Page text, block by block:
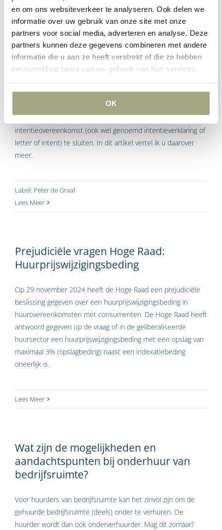
en om ons websiteverkeer te analyseren. Ook delen we
informatie over uw gebruik van onze site met onze
partners voor social media, adverteren en analyse. Deze
partners kunnen deze gegevens combineren met andere
informatie die u aan ze heeft verstrekt of die ze hebben
verzameld op basis van uw gebruik van hun services.
OK
Lees Meer
De intentieovereenkomst bij een
bedrijfsovername
Bij een bedrijfsovername wordt uiteindelijk een
koopovereenkomst gesloten. Hier gaat een heel traject aan
vooraf. In de voorfase is het mogelijk om een
intentieovereenkomst (ook wel genoemd intentieverklaring of
letter of intent) te sluiten. In dit artikel vertel ik u daarover
meer.
Label: Peter de Graaf
Lees Meer
Prejudiciële vragen Hoge Raad:
Huurprijswijzigingsbeding
Op 29 november 2024 heeft de Hoge Raad een prejudiciële
beslissing gegeven over een huurprijswijzigingsbeding in
huurovereenkomsten met consumenten. De Hoge Raad heeft
antwoord gegeven op de vraag of in de geliberaliseerde
huursector een huurprijswijzigingsbeding met een opslag van
maximaal 3% (opslagbeding) naast een indexatiebeding
oneerlijk is.
Lees Meer
Wat zijn de mogelijkheden en
aandachtspunten bij onderhuur van
bedrijfsruimte?
Voor huurders van bedrijfsruimte kan het zinvol zijn om de
gehuurde bedrijfsruimte (deels) onder te verhuren. De
huurder wordt dan ook onderverhuurder. Mag dit zomaar?